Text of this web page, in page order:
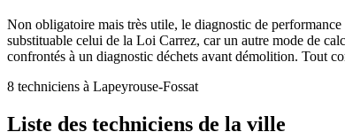
Non obligatoire mais très utile, le diagnostic de performance
substituable celui de la Loi Carrez, car un autre mode de
confrontés à un diagnostic déchets avant démolition. Tout
8 techniciens à Lapeyrouse-Fossat
Liste des techniciens de la ville